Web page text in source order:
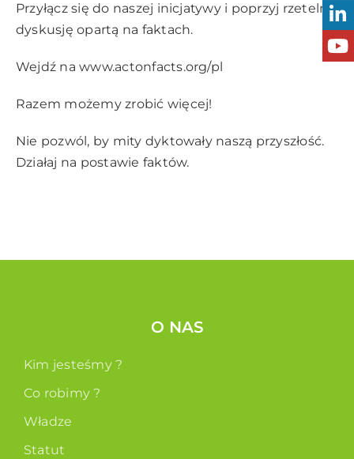
Przyłącz się do naszej inicjatywy i poprzyj rzetelną
dyskusję opartą na faktach.
Wejdź nawww.actonfacts.org/pl
Razem możemy zrobić więcej!
Nie pozwól, by mity dyktowały naszą przyszłość.
Działaj na postawie faktów.
O NAS
Kim jesteśmy ?
Co robimy ?
Władze
Statut